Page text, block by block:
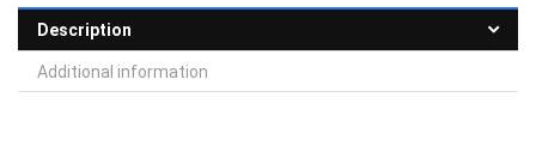
Description
Additional information